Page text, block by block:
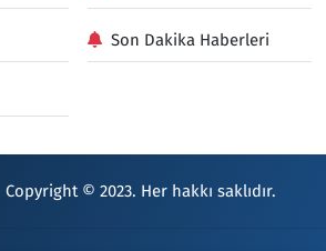
Son Dakika Haberleri
Copyright © 2023. Her hakkı saklıdır.